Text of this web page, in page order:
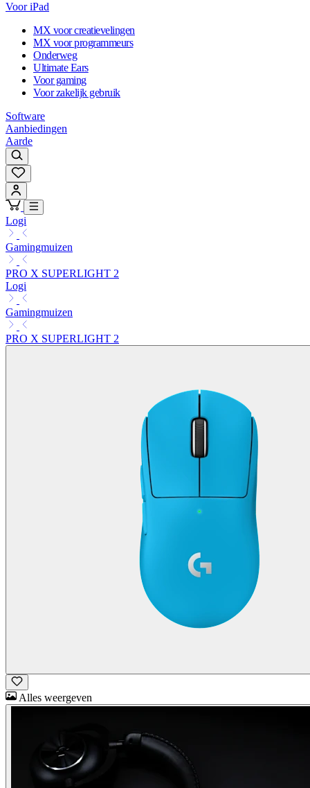
Voor iPad
MX voor creatievelingen
MX voor programmeurs
Onderweg
Ultimate Ears
Voor gaming
Voor zakelijk gebruik
Software
Aanbiedingen
Aarde
Logi
Gamingmuizen
PRO X SUPERLIGHT 2
Logi
Gamingmuizen
PRO X SUPERLIGHT 2
Alles weergeven